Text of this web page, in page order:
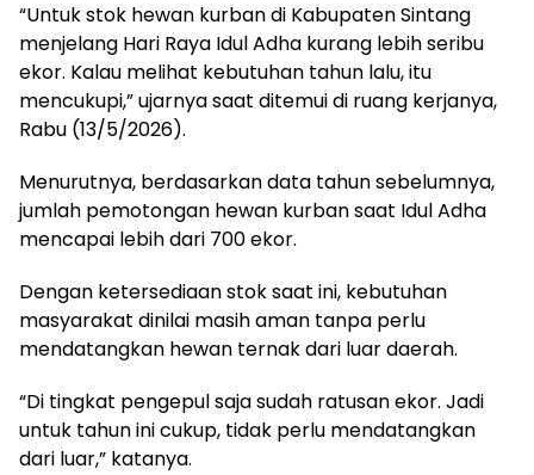
“Untuk stok hewan kurban di Kabupaten Sintang
menjelang Hari Raya Idul Adha kurang lebih seribu
ekor. Kalau melihat kebutuhan tahun lalu, itu
mencukupi,” ujarnya saat ditemui di ruang kerjanya,
Rabu (13/5/2026).
Menurutnya, berdasarkan data tahun sebelumnya,
jumlah pemotongan hewan kurban saat Idul Adha
mencapai lebih dari 700 ekor.
Dengan ketersediaan stok saat ini, kebutuhan
masyarakat dinilai masih aman tanpa perlu
mendatangkan hewan ternak dari luar daerah.
“Di tingkat pengepul saja sudah ratusan ekor. Jadi
untuk tahun ini cukup, tidak perlu mendatangkan
dari luar,” katanya.